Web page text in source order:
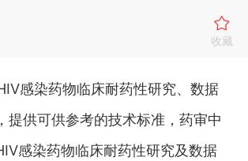
收藏
感染药物临床耐药性研究、数据
提供可供参考的技术标准，药审中
感染药物临床耐药性研究及数据